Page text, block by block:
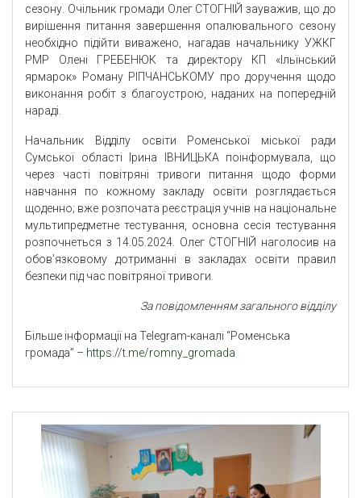
сезону. Очільник громади Олег СТОГНІЙ зауважив, що до
вирішення питання завершення опалювального сезону
необхідно підійти виважено, нагадав начальнику УЖКГ
РМР Олені ГРЕБЕНЮК та директору КП «Ільїнський
ярмарок» Роману РІПЧАНСЬКОМУ про доручення щодо
виконання робіт з благоустрою, наданих на попередній
нараді.
Начальник Відділу освіти Роменської міської ради
Сумської області Ірина ІВНИЦЬКА поінформувала, що
через часті повітряні тривоги питання щодо форми
навчання по кожному закладу освіти розглядається
щоденно; вже розпочата реєстрація учнів на національне
мультипредметне тестування, основна сесія тестування
розпочнеться з 14.05.2024. Олег СТОГНІЙ наголосив на
обов’язковому дотриманні в закладах освіти правил
безпеки під час повітряної тривоги.
За повідомленням загального відділу
Більше інформації на Telegram-каналі “Роменська
громада” – https://t.me/romny_gromada